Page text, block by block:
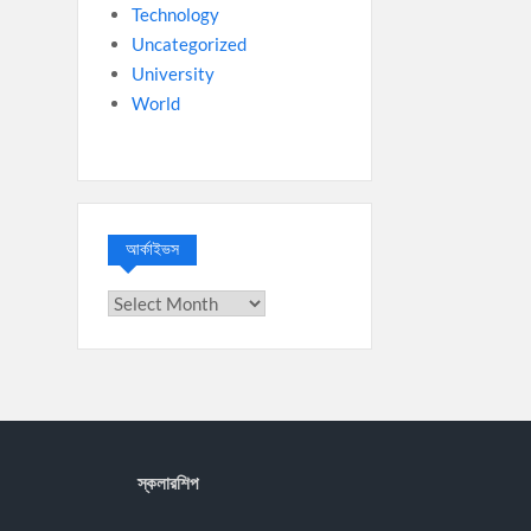
Technology
Uncategorized
University
World
আর্কাইভস
স্কলারশিপ